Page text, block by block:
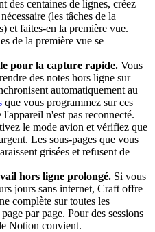
des centaines de lignes, créez
(les tâches de la
et faites-en la première vue.
de la première vue se
pour la capture rapide. Vous
des notes hors ligne sur
automatiquement au
que vous programmez sur ces
l'appareil n'est pas reconnecté.
le mode avion et vérifiez que
Les sous-pages que vous
grisées et refusent de
hors ligne prolongé. Si vous
jours sans internet, Craft offre
complète sur toutes les
par page. Pour des sessions
Notion convient.